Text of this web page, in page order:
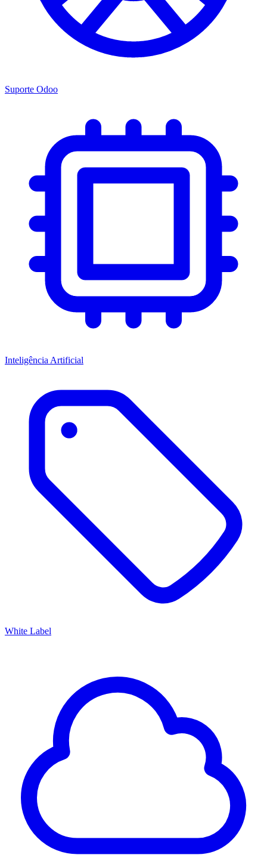
Suporte Odoo
Inteligência Artificial
White Label